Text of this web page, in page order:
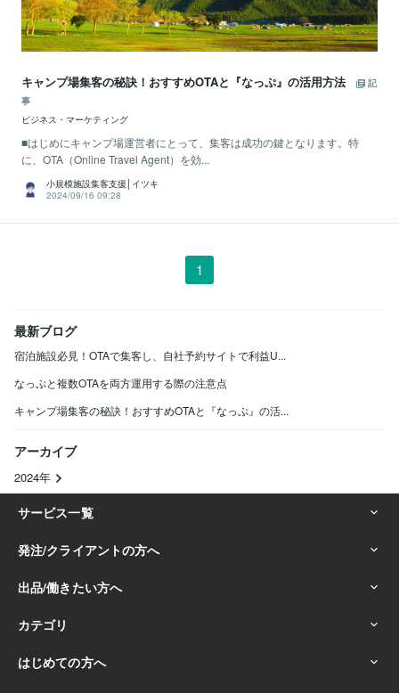
キャンプ場集客の秘訣！おすすめOTAと『なっぷ』の活用方法
記
事
ビジネス・マーケティング
■はじめにキャンプ場運営者にとって、集客は成功の鍵となります。特
に、OTA（Online Travel Agent）を効...
小規模施設集客支援│イツキ
2024/09/16 09:28
1
最新ブログ
宿泊施設必見！OTAで集客し、自社予約サイトで利益U...
なっぷと複数OTAを両方運用する際の注意点
キャンプ場集客の秘訣！おすすめOTAと『なっぷ』の活...
アーカイブ
2024年